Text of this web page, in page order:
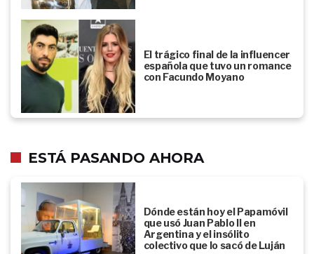
El trágico final de la influencer
española que tuvo un romance
con Facundo Moyano
ESTÁ PASANDO AHORA
Dónde están hoy el Papamóvil
que usó Juan Pablo II en
Argentina y el insólito
colectivo que lo sacó de Luján